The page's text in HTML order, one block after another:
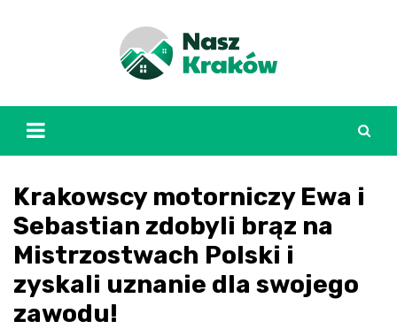
Krakowscy motorniczy Ewa i
Sebastian zdobyli brąz na
Mistrzostwach Polski i
zyskali uznanie dla swojego
zawodu!